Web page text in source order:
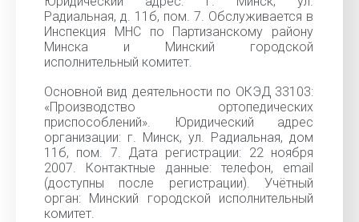
Радиальная, д. 11б, пом. 7. Обслуживается в
Инспекция МНС по Партизанскому району
Минска и Минский городской
исполнительный комитет.
Основной вид деятельности по ОКЭД 33103:
«Производство ортопедических
приспособлений». Юридический адрес
организации: г. Минск, ул. Радиальная, дом
11б, пом. 7. Дата регистрации: 22 ноября
2007. Контактные данные: телефон, email
(доступны после регистрации). Учётный
орган: Минский городской исполнительный
комитет.